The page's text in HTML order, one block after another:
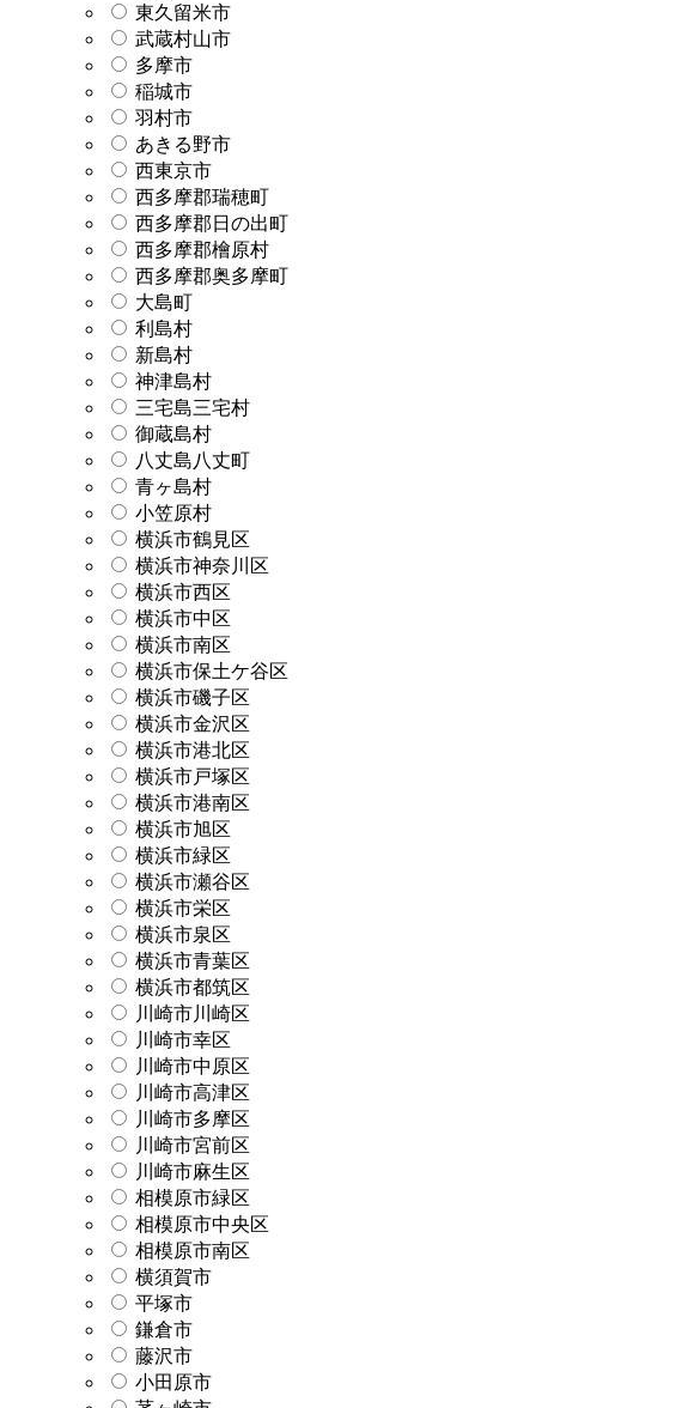
東久留米市
武蔵村山市
多摩市
稲城市
羽村市
あきる野市
西東京市
西多摩郡瑞穂町
西多摩郡日の出町
西多摩郡檜原村
西多摩郡奥多摩町
大島町
利島村
新島村
神津島村
三宅島三宅村
御蔵島村
八丈島八丈町
青ヶ島村
小笠原村
横浜市鶴見区
横浜市神奈川区
横浜市西区
横浜市中区
横浜市南区
横浜市保土ケ谷区
横浜市磯子区
横浜市金沢区
横浜市港北区
横浜市戸塚区
横浜市港南区
横浜市旭区
横浜市緑区
横浜市瀬谷区
横浜市栄区
横浜市泉区
横浜市青葉区
横浜市都筑区
川崎市川崎区
川崎市幸区
川崎市中原区
川崎市高津区
川崎市多摩区
川崎市宮前区
川崎市麻生区
相模原市緑区
相模原市中央区
相模原市南区
横須賀市
平塚市
鎌倉市
藤沢市
小田原市